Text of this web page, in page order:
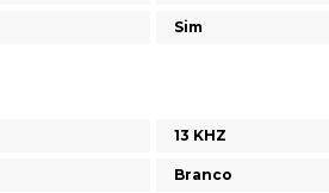
Sim
13 KHZ
Branco